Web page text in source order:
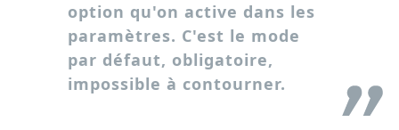
option qu'on active dans les
paramètres. C'est le mode
par défaut, obligatoire,
impossible à contourner.